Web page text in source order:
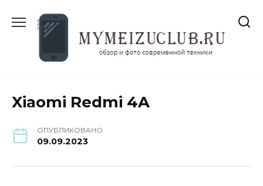
содержанию
Xiaomi Redmi 4A
ОПУБЛИКОВАНО
09.09.2023